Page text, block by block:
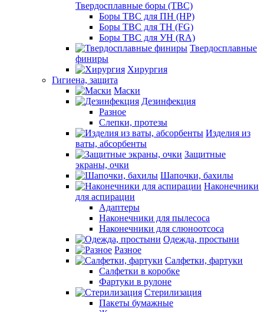
Твердосплавные боры (ТВС)
Боры ТВС для ПН (HP)
Боры ТВС для ТН (FG)
Боры ТВС для УН (RA)
Твердосплавные
финиры
Хирургия
Гигиена, защита
Маски
Дезинфекция
Разное
Слепки, протезы
Изделия из
ваты, абсорбенты
Защитные
экраны, очки
Шапочки, бахилы
Наконечники
для аспирации
Адаптеры
Наконечники для пылесоса
Наконечники для слюноотсоса
Одежда, простыни
Разное
Салфетки, фартуки
Салфетки в коробке
Фартуки в рулоне
Стерилизация
Пакеты бумажные